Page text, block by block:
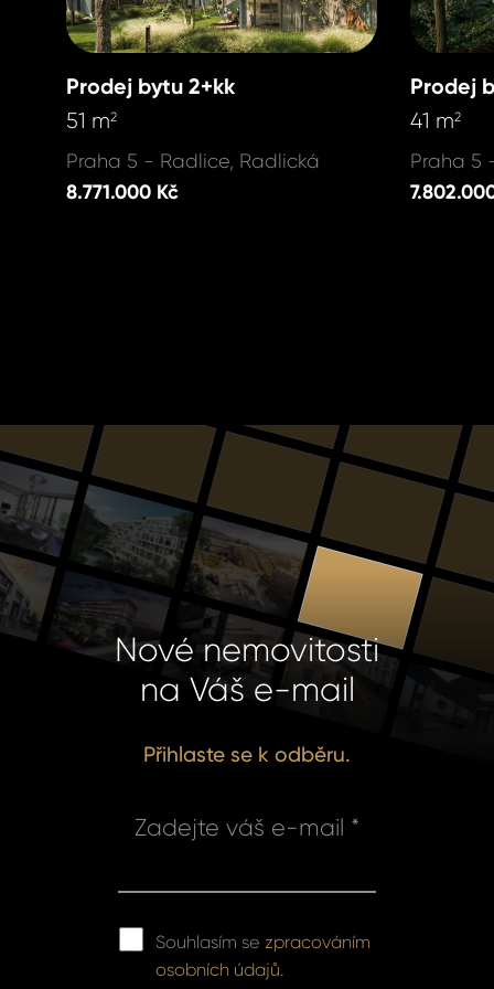
Prodej bytu 2+kk
51 m2
Praha 5 - Radlice, Radlická
8.771.000 Kč
Prodej
41 m2
Praha 5
Nové nemovitosti
na Váš e-mail
Přihlaste se k odběru.
Zadejte váš e-mail *
Souhlasím se zpracováním
osobních údajů.